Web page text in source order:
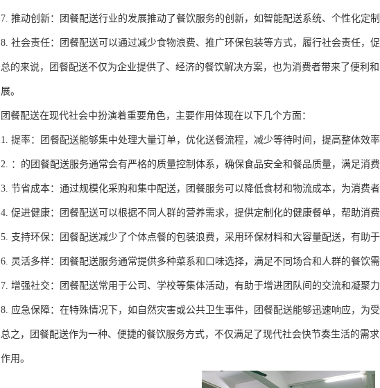
7. 推动创新：团餐配送行业的发展推动了餐饮服务的创新，如智能配送系统、个性化定
8. 社会责任：团餐配送可以通过减少食物浪费、推广环保包装等方式，履行社会责任，促
总的来说，团餐配送不仅为企业提供了、经济的餐饮解决方案，也为消费者带来了便利
展。
团餐配送在现代社会中扮演着重要角色，主要作用体现在以下几个方面：
1. 提率：团餐配送能够集中处理大量订单，优化送餐流程，减少等待时间，提高整体效率
2. ：的团餐配送服务通常会有严格的质量控制体系，确保食品安全和餐品质量，满足消费
3. 节省成本：通过规模化采购和集中配送，团餐服务可以降低食材和物流成本，为消费者
4. 促进健康：团餐配送可以根据不同人群的营养需求，提供定制化的健康餐单，帮助消费
5. 支持环保：团餐配送减少了个体点餐的包装浪费，采用环保材料和大容量配送，有助于
6. 灵活多样：团餐配送服务通常提供多种菜系和口味选择，满足不同场合和人群的餐饮
7. 增强社交：团餐配送常用于公司、学校等集体活动，有助于增进团队间的交流和凝聚力
8. 应急保障：在特殊情况下，如自然灾害或公共卫生事件，团餐配送能够迅速响应，为
总之，团餐配送作为一种、便捷的餐饮服务方式，不仅满足了现代社会快节奏生活的需
作用。